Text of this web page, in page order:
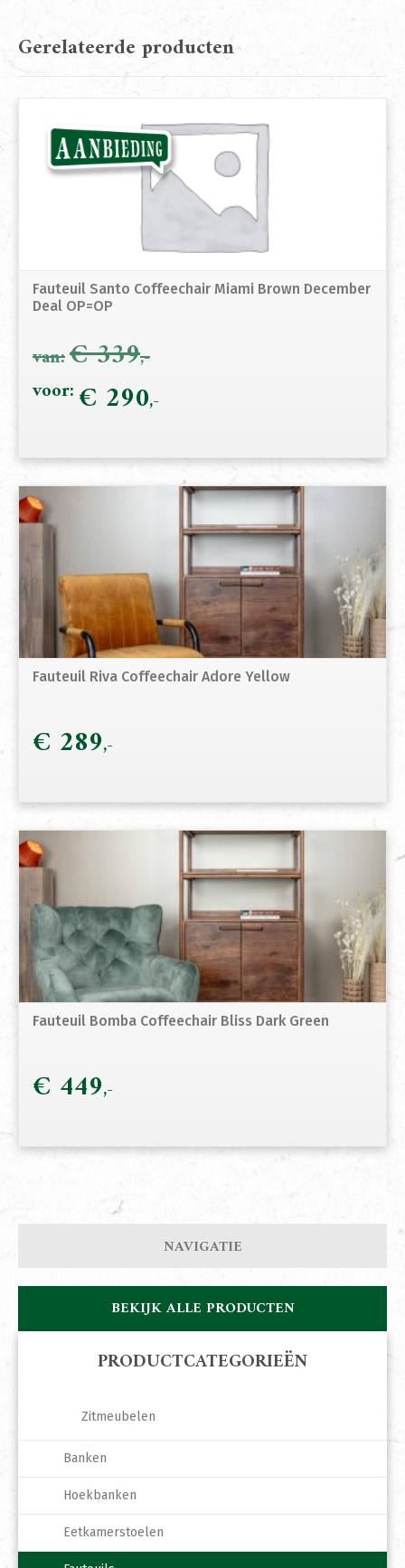
Gerelateerde producten
Fauteuil Santo Coffeechair Miami Brown December
Deal OP=OP
€339
Oorspronkelijke
€ 290
Fauteuil Riva Coffeechair Adore Yellow
€ 289
Fauteuil Bomba Coffeechair Bliss Dark Green
€ 449
NAVIGATIE
BEKIJK ALLE PRODUCTEN
PRODUCTCATEGORIEËN
Zitmeubelen
Banken
Hoekbanken
Eetkamerstoelen